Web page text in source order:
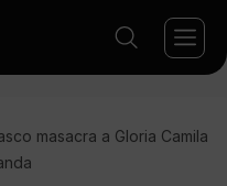
masacra a Gloria Camila